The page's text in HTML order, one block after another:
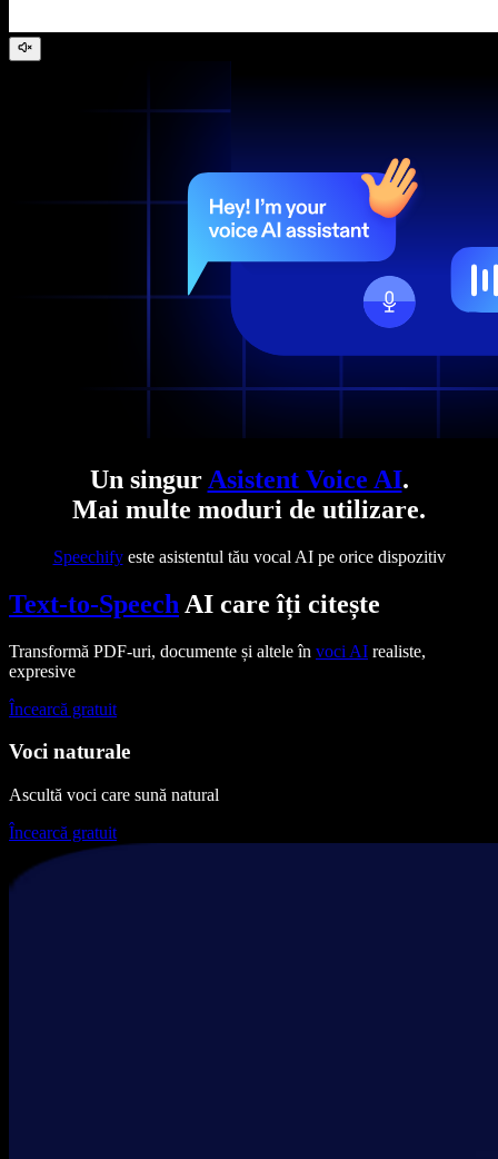
Un singur Asistent Voice AI.
Mai multe moduri de utilizare.
Speechifyeste asistentul tău vocal AI pe orice dispozitiv
Text-to-Speech AI care îți citește
Transformă PDF-uri, documente și altele în voci AI realiste,
expresive
Încearcă gratuit
Voci naturale
Ascultă voci care sună natural
Încearcă gratuit